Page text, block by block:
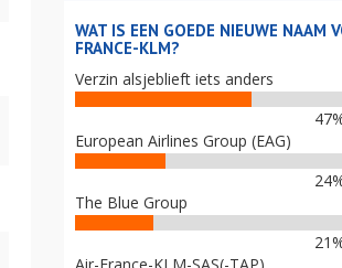
WAT IS EEN GOEDE NIEUWE NAAM
FRANCE-KLM?
Verzin alsjeblieft iets anders
European Airlines Group (EAG)
The Blue Group
Air-France-KLM-SAS(-TAP)